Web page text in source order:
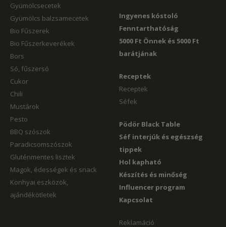
Gyümölcsecetek
Gyümölcs balzsamecetek
Bio Fűszerek
Bio Fűszerkeverékek
Bors
Só, fűszersó
Cukor
Chili
Mustárok
Pesto
BBQ szószok
Paradicsomszószok
Gluténmentes lisztek
Magok, édességek és snack
Konhyai eszközök,
ajándékötletek
Ingyenes kóstoló
Fenntarthatóság
5000 Ft Önnek és 5000 Ft
barátjának
Receptek
Receptek
Séfek
Pödör Black Table
Séf interjúk és egészség
tippek
Hol kapható
Készítés és minőség
Influencer program
Kapcsolat
Reklamáció